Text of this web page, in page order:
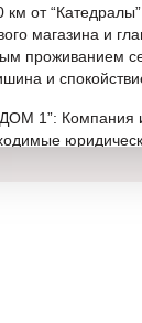
км от
магазина и
проживанием
и
1”: Компания
по